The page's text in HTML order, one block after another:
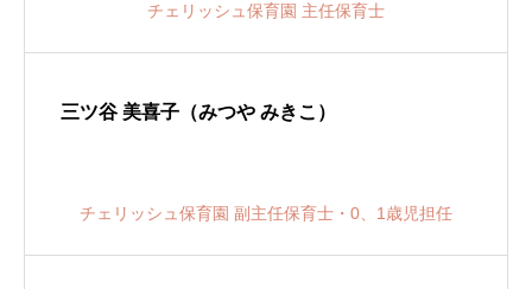
チェリッシュ保育園 主任保育士
三ツ谷 美喜子（みつや みきこ）
チェリッシュ保育園 副主任保育士・0、1歳児担任